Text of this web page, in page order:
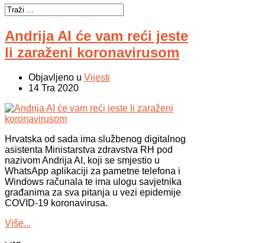
Andrija AI će vam reći jeste
li zaraženi koronavirusom
Objavljeno u Vijesti
14 Tra 2020
Hrvatska od sada ima službenog digitalnog
asistenta Ministarstva zdravstva RH pod
nazivom Andrija AI, koji se smjestio u
WhatsApp aplikaciji za pametne telefona i
Windows računala te ima ulogu savjetnika
građanima za sva pitanja u vezi epidemije
COVID-19 koronavirusa.
Više...